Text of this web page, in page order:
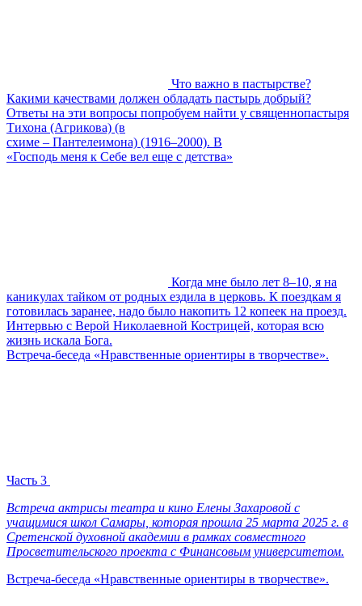
Что важно в пастырстве?
Какими качествами должен обладать пастырь добрый?
Ответы на эти вопросы попробуем найти у священнопастыря
Тихона (Агрикова) (в
схиме – Пантелеимона) (1916–2000). В
«Господь меня к Себе вел еще с детства»
Когда мне было лет 8–10, я на
каникулах тайком от родных ездила в церковь. К поездкам я
готовилась заранее, надо было накопить 12 копеек на проезд.
Интервью с Верой Николаевной Кострицей, которая всю
жизнь искала Бога.
Встреча-беседа «Нравственные ориентиры в творчестве».
Часть 3
Встреча актрисы театра и кино Елены Захаровой с
учащимися школ Самары, которая прошла 25 марта 2025 г. в
Сретенской духовной академии в рамках совместного
Просветительского проекта с Финансовым университетом.
Встреча-беседа «Нравственные ориентиры в творчестве».